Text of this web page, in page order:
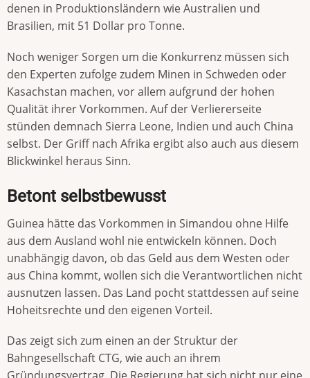
denen in Produktionsländern wie Australien und
Brasilien, mit 51 Dollar pro Tonne.
Noch weniger Sorgen um die Konkurrenz müssen sich
den Experten zufolge zudem Minen in Schweden oder
Kasachstan machen, vor allem aufgrund der hohen
Qualität ihrer Vorkommen. Auf der Verliererseite
stünden demnach Sierra Leone, Indien und auch China
selbst. Der Griff nach Afrika ergibt also auch aus diesem
Blickwinkel heraus Sinn.
Betont selbstbewusst
Guinea hätte das Vorkommen in Simandou ohne Hilfe
aus dem Ausland wohl nie entwickeln können. Doch
unabhängig davon, ob das Geld aus dem Westen oder
aus China kommt, wollen sich die Verantwortlichen nicht
ausnutzen lassen. Das Land pocht stattdessen auf seine
Hoheitsrechte und den eigenen Vorteil.
Das zeigt sich zum einen an der Struktur der
Bahngesellschaft CTG, wie auch an ihrem